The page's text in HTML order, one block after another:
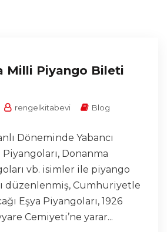
Milli Piyango Bileti
rengelkitabevi Blog
Döneminde Yabancı
Donanma
vb. isimler ile piyango
düzenlenmiş, Cumhuriyetle
Eşya Piyangoları, 1926
Cemiyeti’ne yarar...